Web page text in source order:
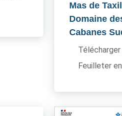
Mas de
Domaine
Cabanes
Feuilleter